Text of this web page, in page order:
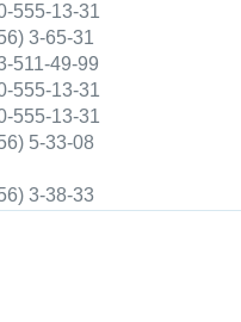
555-13-31
3-65-31
511-49-99
555-13-31
555-13-31
5-33-08
3-38-33